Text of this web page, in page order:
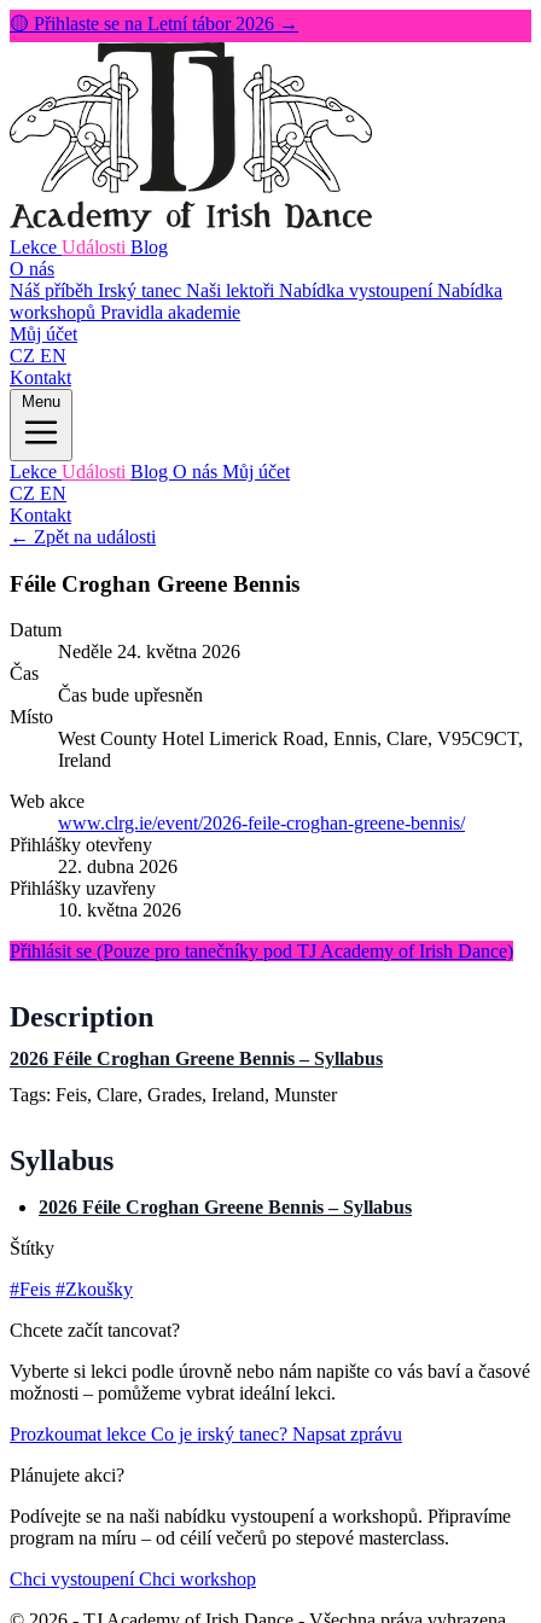
🟡 Přihlaste se na Letní tábor 2026 →
Lekce Události Blog
O nás
Náš příběh Irský tanec Naši lektoři Nabídka vystoupeníNabídka
workshopů Pravidla akademie
Můj účet
CZ EN
Kontakt
Menu
Lekce Události Blog O nás Můj účet
CZ EN
Kontakt
← Zpět na události
Féile Croghan Greene Bennis
Datum
Neděle 24. května 2026
Čas
Čas bude upřesněn
Místo
West County Hotel Limerick Road, Ennis, Clare, V95C9CT,
Ireland
Web akce
www.clrg.ie/event/2026-feile-croghan-greene-bennis/
Přihlášky otevřeny
22. dubna 2026
Přihlášky uzavřeny
10. května 2026
Přihlásit se (Pouze pro tanečníky pod TJ Academy of Irish Dance)
Description
2026 Féile Croghan Greene Bennis – Syllabus
Tags: Feis, Clare, Grades, Ireland, Munster
Syllabus
2026 Féile Croghan Greene Bennis – Syllabus
Štítky
#Feis #Zkoušky
Chcete začít tancovat?
Vyberte si lekci podle úrovně nebo nám napište co vás baví a časové
možnosti – pomůžeme vybrat ideální lekci.
Prozkoumat lekce Co je irský tanec? Napsat zprávu
Plánujete akci?
Podívejte se na naši nabídku vystoupení a workshopů. Připravíme
program na míru – od céilí večerů po stepové masterclass.
Chci vystoupeníChci workshop